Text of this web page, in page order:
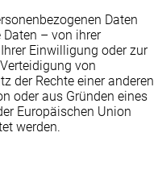
Daten
– von ihrer
Einwilligung oder zur
von
der Rechte einer anderen
oder aus Gründen eines
Europäischen Union
werden.